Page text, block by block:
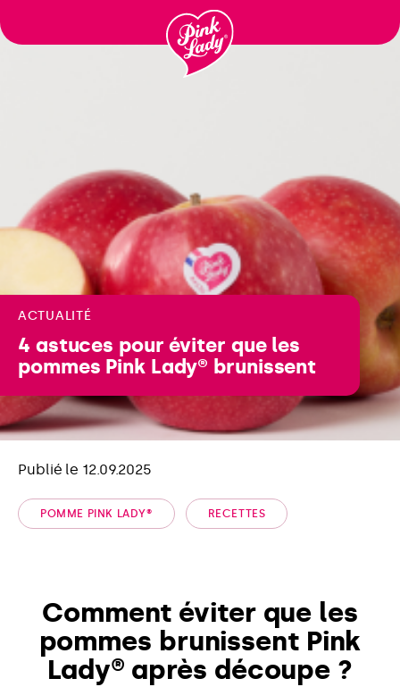
au
ACTUALITÉ
4 astuces pour éviter que les
pommes Pink Lady® brunissent
Publié le 12.09.2025
POMME PINK LADY® RECETTES
Comment éviter que les
pommes brunissent Pink
Lady® après découpe ?